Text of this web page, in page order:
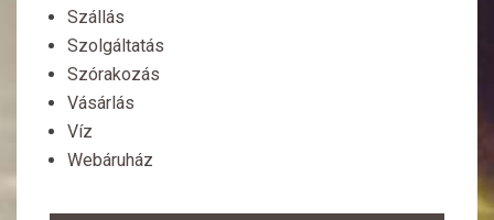
Szállás
Szolgáltatás
Szórakozás
Vásárlás
Víz
Webáruház